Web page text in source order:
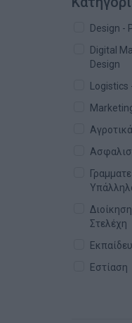
Design -
Digital
Design
Αγροτικά
Στελέχη
Εστίαση